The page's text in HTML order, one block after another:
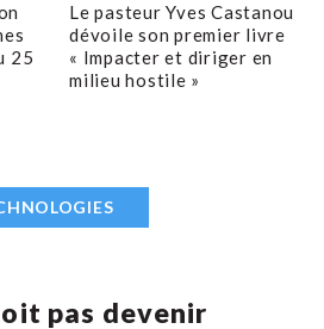
25
Le pasteur Yves Castanou
dévoile son premier livre
« Impacter et diriger en
milieu hostile »
pas devenir